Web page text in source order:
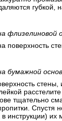
губкой,
флизелиновой
поверхность
бумажной
стены,
тщательно
Спустя
инструкции) их